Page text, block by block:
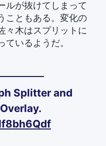
ルが抜けてしまって
こともある。変化の
々木はスプリットに
いるようだ。
Splitter and